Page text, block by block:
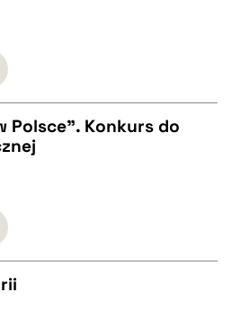
Polsce". Konkurs do